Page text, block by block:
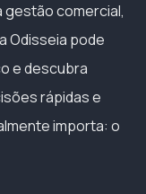
gestão comercial,
Odisseia pode
e descubra
rápidas e
importa: o